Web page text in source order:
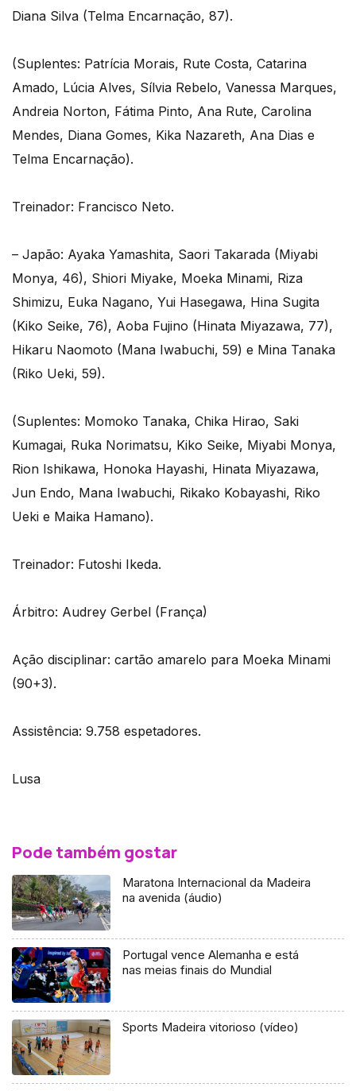
Diana Silva (Telma Encarnação, 87).
(Suplentes: Patrícia Morais, Rute Costa, Catarina
Amado, Lúcia Alves, Sílvia Rebelo, Vanessa Marques,
Andreia Norton, Fátima Pinto, Ana Rute, Carolina
Mendes, Diana Gomes, Kika Nazareth, Ana Dias e
Telma Encarnação).
Treinador: Francisco Neto.
– Japão: Ayaka Yamashita, Saori Takarada (Miyabi
Monya, 46), Shiori Miyake, Moeka Minami, Riza
Shimizu, Euka Nagano, Yui Hasegawa, Hina Sugita
(Kiko Seike, 76), Aoba Fujino (Hinata Miyazawa, 77),
Hikaru Naomoto (Mana Iwabuchi, 59) e Mina Tanaka
(Riko Ueki, 59).
(Suplentes: Momoko Tanaka, Chika Hirao, Saki
Kumagai, Ruka Norimatsu, Kiko Seike, Miyabi Monya,
Rion Ishikawa, Honoka Hayashi, Hinata Miyazawa,
Jun Endo, Mana Iwabuchi, Rikako Kobayashi, Riko
Ueki e Maika Hamano).
Treinador: Futoshi Ikeda.
Árbitro: Audrey Gerbel (França)
Ação disciplinar: cartão amarelo para Moeka Minami
(90+3).
Assistência: 9.758 espetadores.
Lusa
Pode também gostar
Maratona Internacional da Madeira
na avenida (áudio)
Portugal vence Alemanha e está
nas meias finais do Mundial
Sports Madeira vitorioso (vídeo)